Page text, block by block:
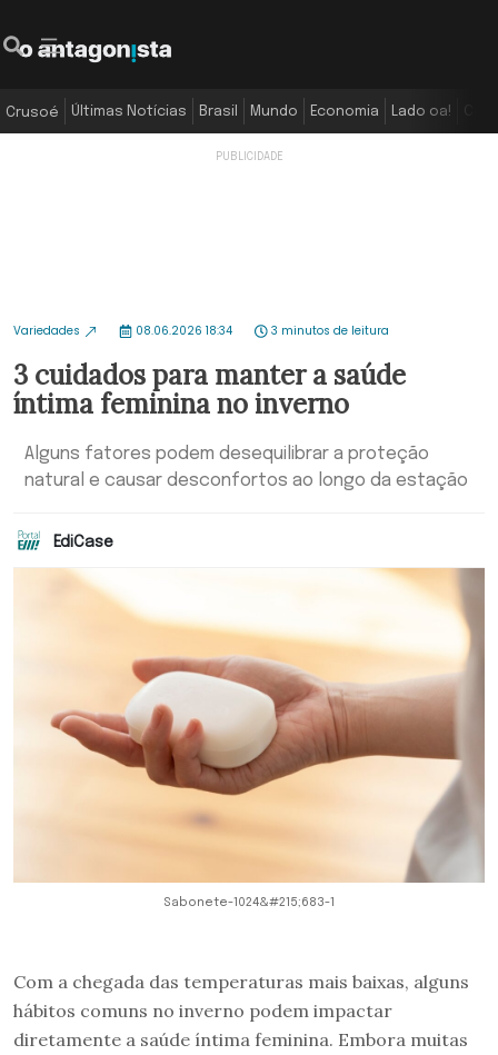
Crusoé Últimas Notícias Brasil Mundo Economia Lado oa!
Variedades 08.06.2026 18:34 3 minutos de leitura
3 cuidados para manter a saúde
íntima feminina no inverno
Alguns fatores podem desequilibrar a proteção
natural e causar desconfortos ao longo da estação
EdiCase
Sabonete-1024&#215;683-1
Com a chegada das temperaturas mais baixas, alguns
hábitos comuns no inverno podem impactar
diretamente a saúde íntima feminina. Embora muitas